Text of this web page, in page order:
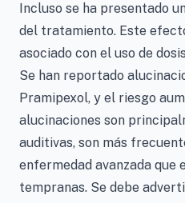
Incluso se ha presentado
del tratamiento. Este
asociado con el uso de
Se han reportado
Pramipexol, y el riesgo
alucinaciones son
auditivas, son más
enfermedad avanzada que
tempranas. Se debe